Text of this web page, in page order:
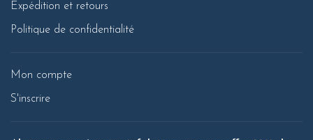
Expédition et retours
Politique de confidentialité
Mon compte
S'inscrire